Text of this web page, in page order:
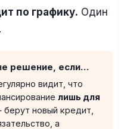
по графику. Один
решение, если…
видит, что
лишь для
новый кредит,
а